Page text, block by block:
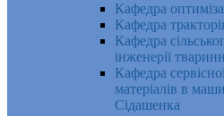
Кафедра
Кафедра
Кафедра
інженерії
Кафедра
матеріалів в
Сідашенка